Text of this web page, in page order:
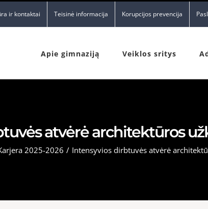
ir kontaktai Teisinė informacija Korupcijos prevencija
Apie gimnaziją Veiklos sritys
atvėrė architektūros
2025-2026 / Intensyvios dirbtuvės atvėrė